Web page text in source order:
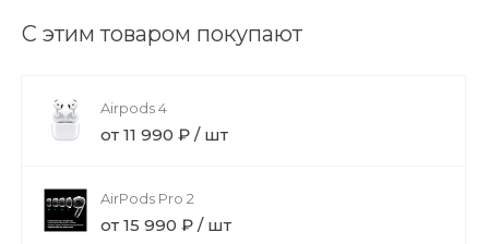
С этим товаром покупают
Airpods 4
от 11 990 ₽ / шт
AirPods Pro 2
от 15 990 ₽ / шт